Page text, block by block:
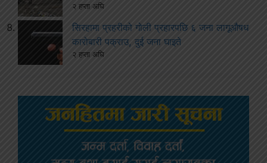
२ हप्ता अघि
सिरहामा प्रहरीको गोली प्रहारपछि ६ जना लागूऔषध
कारोबारी पक्राउ, दुई जना घाइते
२ हप्ता अघि